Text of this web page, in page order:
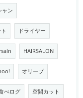
ャン
ドライヤー
HAIRSALON
オリーブ
べログ 空間カット